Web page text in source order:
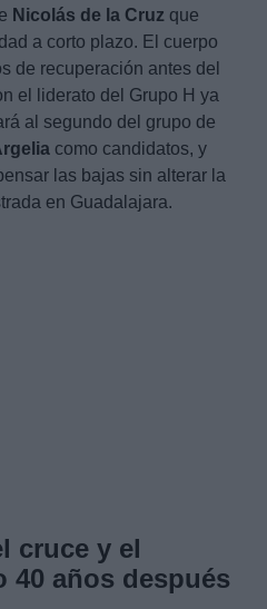
Nicolás de la Cruz que
a corto plazo. El cuerpo
de recuperación antes del
el liderato del Grupo H ya
al segundo del grupo de
como candidatos, y
las bajas sin alterar la
en Guadalajara.
cruce y el
40 años después